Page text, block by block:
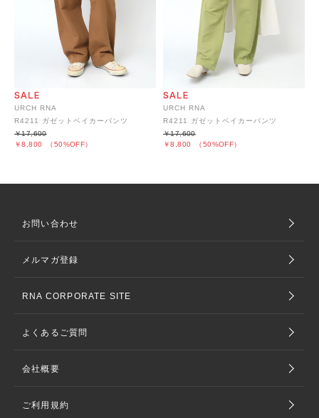
URCH RNA
R4211 ガゼットベイカーパンツ
￥8,800 （50%OFF）
￥17,600
URCH RNA
R4211 ガゼットベイカーパンツ
￥8,800 （50%OFF）
￥17,600
お問い合わせ
メルマガ登録
RNA CORPORATE SITE
よくあるご質問
会社概要
ご利用規約